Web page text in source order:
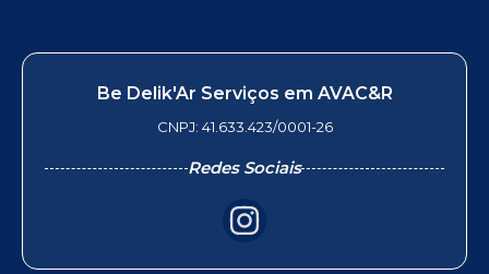
Be Delik'Ar Serviços em AVAC&R
CNPJ: 41.633.423/0001-26
Redes Sociais